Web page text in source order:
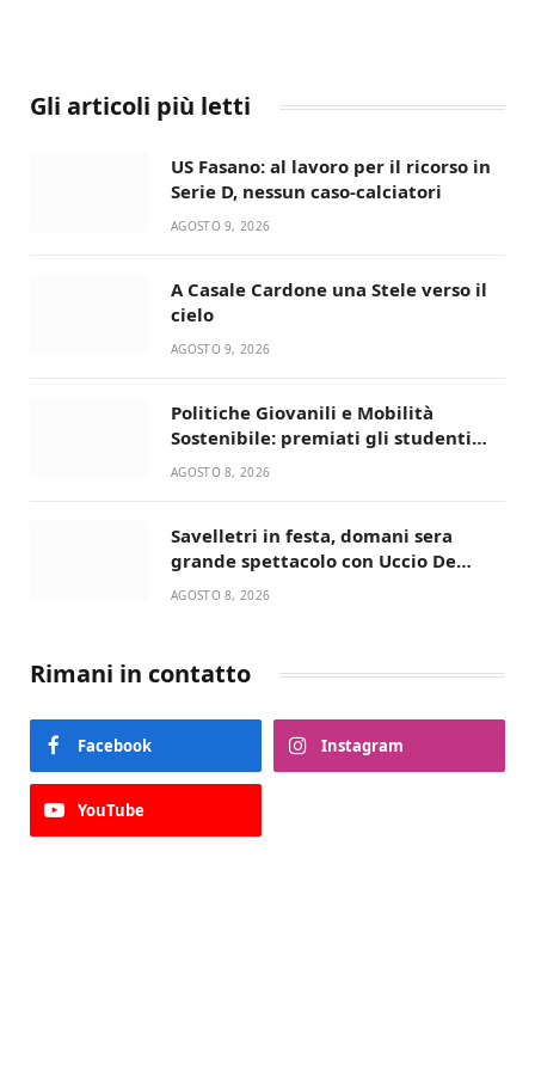
Gli articoli più letti
US Fasano: al lavoro per il ricorso in
Serie D, nessun caso-calciatori
AGOSTO 9, 2026
A Casale Cardone una Stele verso il
cielo
AGOSTO 9, 2026
Politiche Giovanili e Mobilità
Sostenibile: premiati gli studenti
universitari del bando “La strada
AGOSTO 8, 2026
Savelletri in festa, domani sera
grande spettacolo con Uccio De
Santis
AGOSTO 8, 2026
Rimani in contatto
Facebook Instagram
YouTube